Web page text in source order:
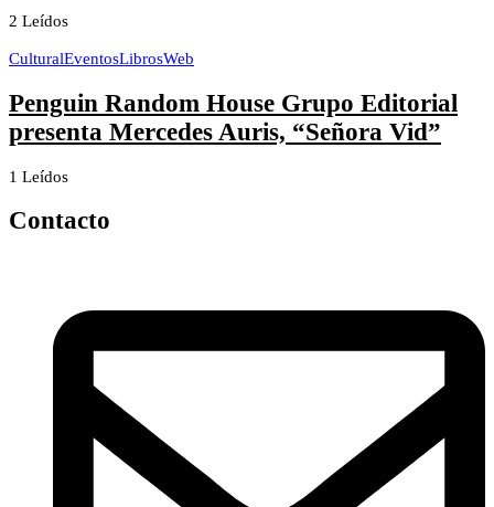
2 Leídos
CulturalEventosLibrosWeb
Penguin Random House Grupo Editorial
presenta Mercedes Auris, “Señora Vid”
1 Leídos
Contacto